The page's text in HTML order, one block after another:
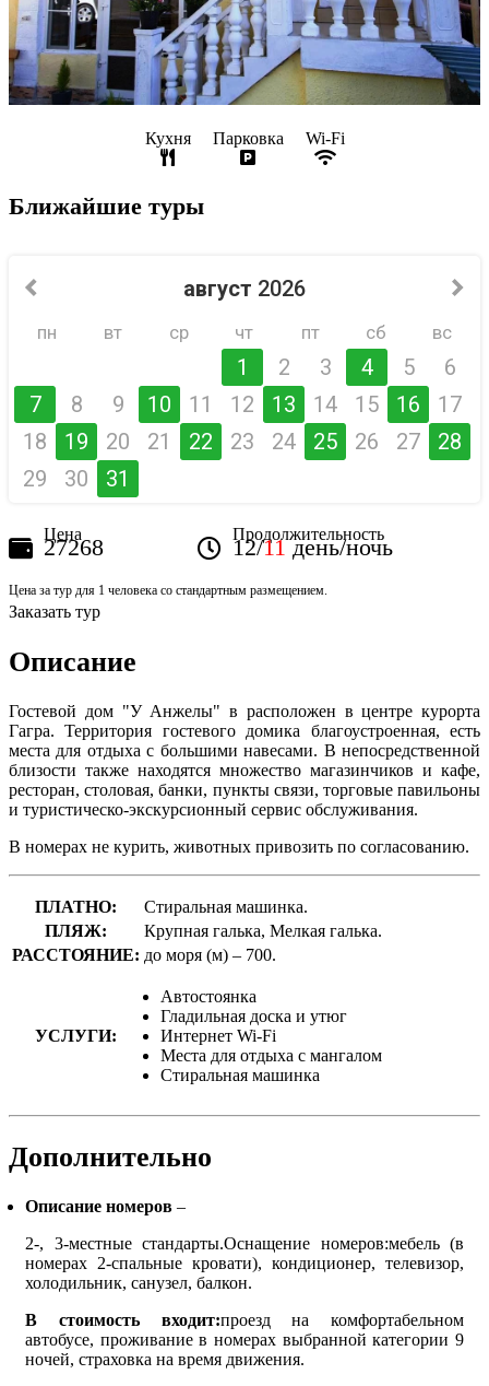
Кухня Парковка Wi-Fi
Ближайшие туры
август 2026
пн вт ср чт пт сб вс
1 2 3 4 5
6
7
8 9 10 11 12 13 14 15 16
17
18
19 20 21 22 23 24 25 26 27
28
29
30 31
Цена
27268 Продолжительность
12/11день/ночь
Цена за тур для 1 человека со стандартным размещением.
Заказать тур
Описание
Гостевой дом "У Анжелы" в расположен в центре курорта
Гагра. Территория гостевого домика благоустроенная, есть
места для отдыха с большими навесами. В непосредственной
близости также находятся множество магазинчиков и кафе,
ресторан, столовая, банки, пункты связи, торговые павильоны
и туристическо-экскурсионный сервис обслуживания.
В номерах не курить, животных привозить по согласованию.
ПЛАТНО:
Стиральная машинка.
ПЛЯЖ:
Крупная галька, Мелкая галька.
РАССТОЯНИЕ: до моря (м) – 700.
УСЛУГИ:
Автостоянка
Гладильная доска и утюг
Интернет Wi-Fi
Места для отдыха с мангалом
Стиральная машинка
Дополнительно
Описание номеров –
2-, 3-местные стандарты.Оснащение номеров:мебель (в
номерах 2-спальные кровати), кондиционер, телевизор,
холодильник, санузел, балкон.
В стоимость входит:проезд на комфортабельном
автобусе, проживание в номерах выбранной категории 9
ночей, страховка на время движения.